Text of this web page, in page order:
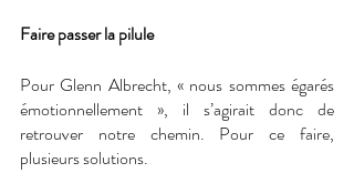
Faire passer la pilule
Pour Glenn Albrecht, « nous sommes égarés
émotionnellement », il s’agirait donc de
retrouver notre chemin. Pour ce faire,
plusieurs solutions.